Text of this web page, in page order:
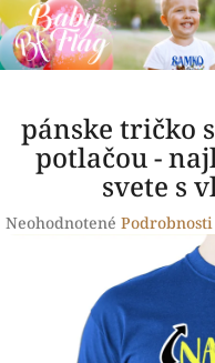
Prejsť
na
obsah
pánske tričko
potlačou -
svete s
Priemerné
Neohodnotené